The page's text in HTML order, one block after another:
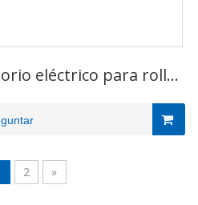
eléctrico para rollo
estéril
2 »